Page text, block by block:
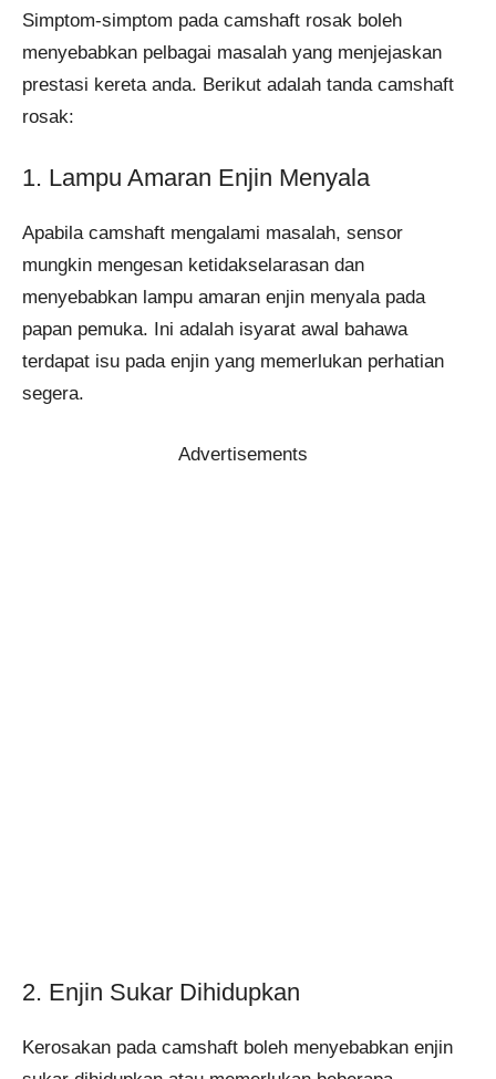
Simptom-simptom pada camshaft rosak boleh
menyebabkan pelbagai masalah yang menjejaskan
prestasi kereta anda. Berikut adalah tanda camshaft
rosak:
1. Lampu Amaran Enjin Menyala
Apabila camshaft mengalami masalah, sensor
mungkin mengesan ketidakselarasan dan
menyebabkan lampu amaran enjin menyala pada
papan pemuka. Ini adalah isyarat awal bahawa
terdapat isu pada enjin yang memerlukan perhatian
segera.
Advertisements
2. Enjin Sukar Dihidupkan
Kerosakan pada camshaft boleh menyebabkan enjin